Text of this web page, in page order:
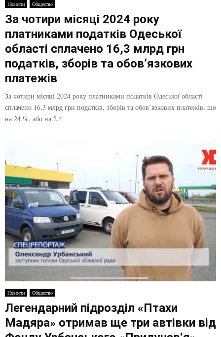
Новости Общество
За чотири місяці 2024 року
платниками податків Одеської
області сплачено 16,3 млрд грн
податків, зборів та обов’язкових
платежів
За чотири місяці 2024 року платниками податків Одеської області
сплачено 16,3 млрд грн податків, зборів та обов’язкових платежів, що
на 24 %, або на 2,4
Новости Общество
Легендарний підрозділ «Птахи
Мадяра» отримав ще три автівки від